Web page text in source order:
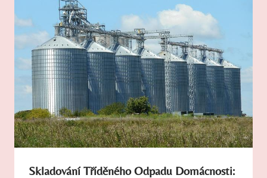
Skladování Tříděného Odpadu Domácnosti: